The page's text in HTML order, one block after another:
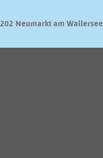
Neumarkt am Wallersee